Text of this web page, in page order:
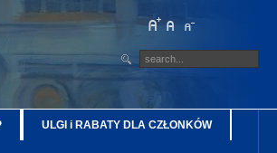
ULGI i RABATY DLA CZŁONKÓW